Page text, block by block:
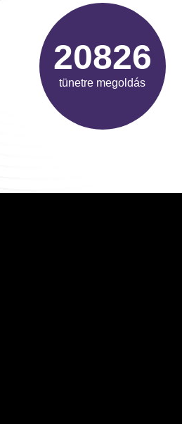
31492
tünetre megoldás